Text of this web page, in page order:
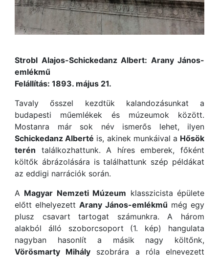
Strobl Alajos-Schickedanz Albert: Arany János-
emlékmű
Felállítás: 1893. május 21.
Tavaly ősszel kezdtük kalandozásunkat a
budapesti műemlékek és múzeumok között.
Mostanra már sok név ismerős lehet, ilyen
Schickedanz Alberté is, akinek munkáival a Hősök
terén találkozhattunk. A híres emberek, főként
költők ábrázolására is találhattunk szép példákat
az eddigi narrációk során.
A Magyar Nemzeti Múzeum klasszicista épülete
előtt elhelyezett Arany János-emlékmű még egy
plusz csavart tartogat számunkra. A három
alakból álló szoborcsoport (1. kép) hangulata
nagyban hasonlít a másik nagy költőnk,
Vörösmarty Mihály szobrára a róla elnevezett